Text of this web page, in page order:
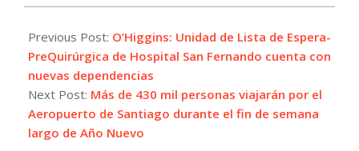
12-
27
Previous Post: O’Higgins: Unidad de Lista de Espera-
PreQuirúrgica de Hospital San Fernando cuenta con
nuevas dependencias
Next Post: Más de 430 mil personas viajarán por el
Aeropuerto de Santiago durante el fin de semana
largo de Año Nuevo